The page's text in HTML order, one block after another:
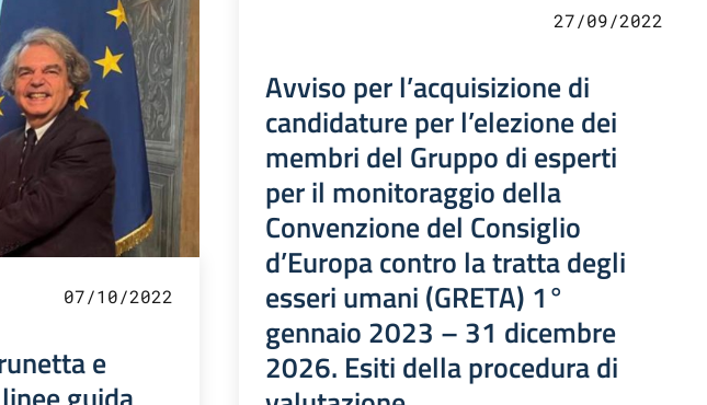
07/10/2022
e
27/09/2022
Avviso per l’acquisizione di
candidature per l’elezione dei
membri del Gruppo di esperti
per il monitoraggio della
Convenzione del Consiglio
d’Europa contro la tratta degli
esseri umani (GRETA) 1°
gennaio 2023 – 31 dicembre
2026. Esiti della procedura di